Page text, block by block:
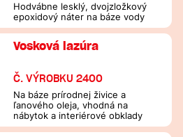
Hodvábne lesklý, dvojzložkový
epoxidový náter na báze vody
Vosková lazúra
Č. VÝROBKU 2400
Na báze prírodnej živice a
ľanového oleja, vhodná na
nábytok a interiérové obklady